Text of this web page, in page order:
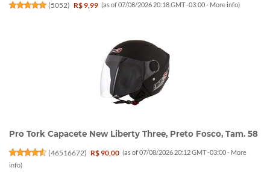
(5052) R$ 9,99 (as of 07/08/2026 20:18 GMT -03:00 - More info)
Pro Tork Capacete New Liberty Three, Preto Fosco, Tam. 58
(46516672) R$ 90,00 (as of 07/08/2026 20:12 GMT -03:00 - More
info)